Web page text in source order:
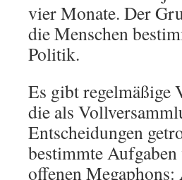
vier Monate. Der
die Menschen
Politik.
Es gibt regelmäßige
die als
Entscheidungen
bestimmte
offenen